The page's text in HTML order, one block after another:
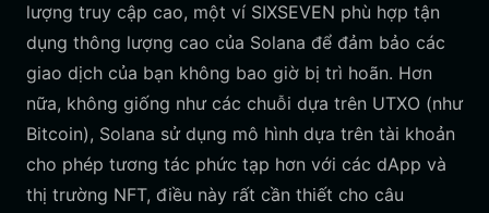
lượng truy cập cao, một ví SIXSEVEN phù hợp tận
dụng thông lượng cao của Solana để đảm bảo các
giao dịch của bạn không bao giờ bị trì hoãn. Hơn
nữa, không giống như các chuỗi dựa trên UTXO (như
Bitcoin), Solana sử dụng mô hình dựa trên tài khoản
cho phép tương tác phức tạp hơn với các dApp và
thị trường NFT, điều này rất cần thiết cho câu